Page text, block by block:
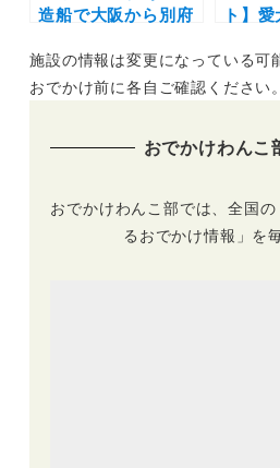
造船で大阪から別府
ーム体験レポート |
レジーナリゾート由
ト】
FES -
（白井
施設の情報は変更になっている可
おでかけ前に各自ご確認ください。
おでかけわんこ
おでかけわんこ部では、全国
るおでかけ情報」を